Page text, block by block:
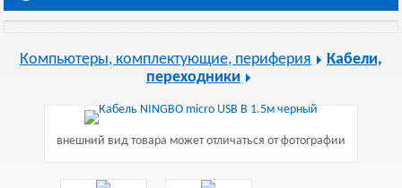
Компьютеры, комплектующие, периферия
Кабели,
переходники
внешний вид товара может отличаться от фотографии